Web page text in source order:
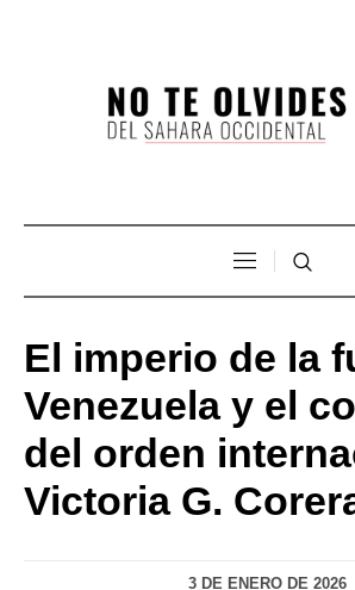
El imperio de la
Venezuela y el
del orden
Victoria G.
3 DE ENERO DE 2026